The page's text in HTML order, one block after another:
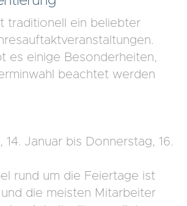
traditionell ein beliebter
es einige Besonderheiten,
beachtet werden
14. Januar bis Donnerstag, 16.
rund um die Feiertage ist
die meisten Mitarbeiter